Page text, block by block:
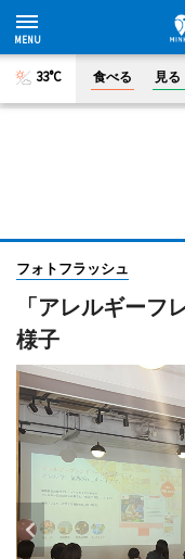
33°C 食べる 見る
フォトフラッシュ
「アレルギーフ
様子